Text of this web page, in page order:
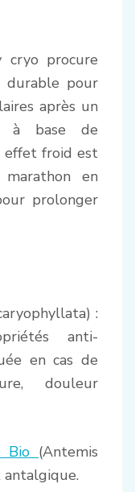
cryo procure
pour
après un
à base de
effet froid est
en
prolonger
:
anti-
en cas de
douleur
Bio (Antemis
antalgique.